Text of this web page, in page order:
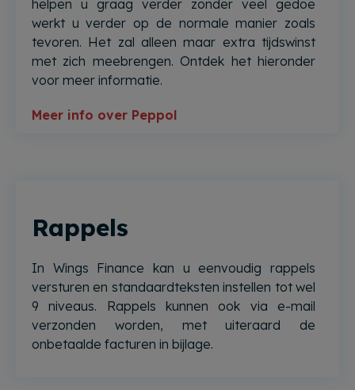
helpen u graag verder zonder veel gedoe
werkt u verder op de normale manier zoals
tevoren. Het zal alleen maar extra tijdswinst
met zich meebrengen. Ontdek het hieronder
voor meer informatie.
Meer info over Peppol
Rappels
In Wings Finance kan u eenvoudig rappels
versturen en standaardteksten instellen tot wel
9 niveaus. Rappels kunnen ook via e-mail
verzonden worden, met uiteraard de
onbetaalde facturen in bijlage.